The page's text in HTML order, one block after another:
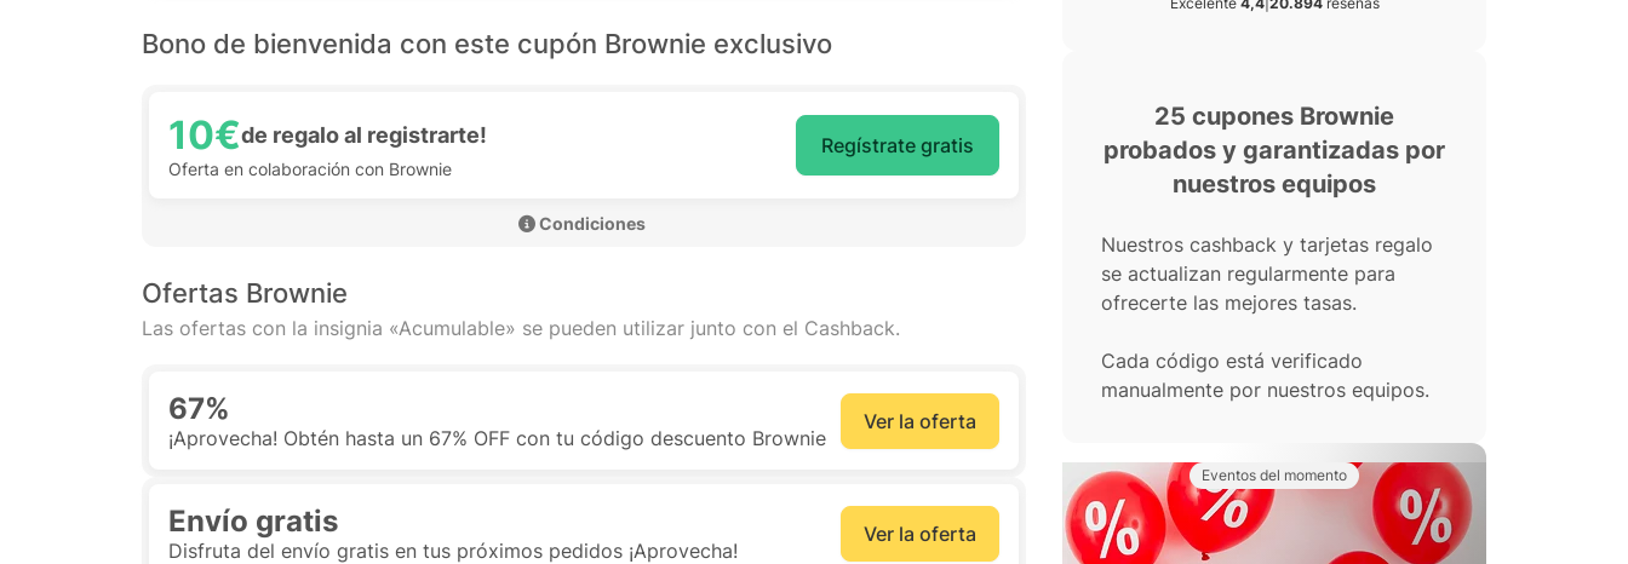
Bono de bienvenida con este cupón Brownie exclusivo
10€de regalo al registrarte!
Oferta en colaboración con Brownie
Regístrate gratis
Ofertas Brownie
Las ofertas con la insignia «Acumulable» se pueden utilizar junto con el Cashback.
67%
¡Aprovecha! Obtén hasta un 67% OFF con tu código descuento Brownie
Ver la oferta
Envío gratis
Disfruta del envío gratis en tus próximos pedidos ¡Aprovecha!
Ver la oferta
25 cupones Brownie
probados y garantizadas por
nuestros equipos
Nuestros cashback y tarjetas regalo
se actualizan regularmente para
ofrecerte las mejores tasas.
Cada código está verificado
manualmente por nuestros equipos.
Eventos del momento